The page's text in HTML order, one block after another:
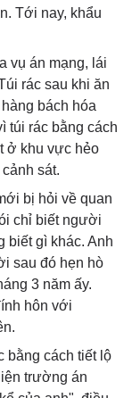
Tới nay, khẩu
vụ án mạng, lái
rác sau khi ăn
bách hóa
túi rác bằng cách
ở khu vực hẻo
sát.
bị hỏi về quan
chỉ biết người
biết gì khác. Anh
sau đó hẹn hò
3 năm ấy.
hôn với
bằng cách tiết lộ
trường án